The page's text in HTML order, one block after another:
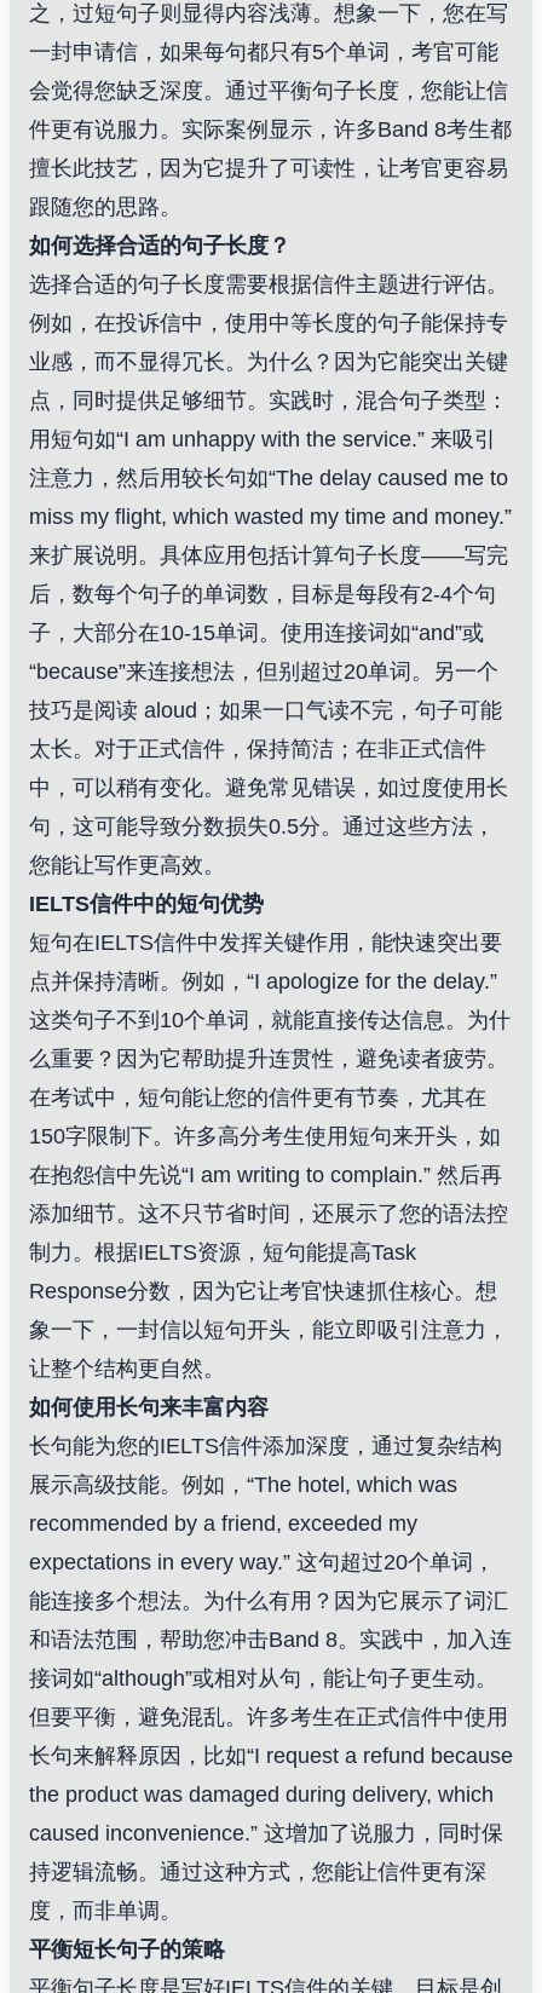
之，过短句子则显得内容浅薄。想象一下，您在写
一封申请信，如果每句都只有5个单词，考官可能
会觉得您缺乏深度。通过平衡句子长度，您能让信
件更有说服力。实际案例显示，许多Band 8考生都
擅长此技艺，因为它提升了可读性，让考官更容易
跟随您的思路。
如何选择合适的句子长度？
选择合适的句子长度需要根据信件主题进行评估。
例如，在投诉信中，使用中等长度的句子能保持专
业感，而不显得冗长。为什么？因为它能突出关键
点，同时提供足够细节。实践时，混合句子类型：
用短句如“I am unhappy with the service.” 来吸引
注意力，然后用较长句如“The delay caused me to
miss my flight, which wasted my time and money.”
来扩展说明。具体应用包括计算句子长度——写完
后，数每个句子的单词数，目标是每段有2-4个句
子，大部分在10-15单词。使用连接词如“and”或
“because”来连接想法，但别超过20单词。另一个
技巧是阅读 aloud；如果一口气读不完，句子可能
太长。对于正式信件，保持简洁；在非正式信件
中，可以稍有变化。避免常见错误，如过度使用长
句，这可能导致分数损失0.5分。通过这些方法，
您能让写作更高效。
IELTS信件中的短句优势
短句在IELTS信件中发挥关键作用，能快速突出要
点并保持清晰。例如，“I apologize for the delay.”
这类句子不到10个单词，就能直接传达信息。为什
么重要？因为它帮助提升连贯性，避免读者疲劳。
在考试中，短句能让您的信件更有节奏，尤其在
150字限制下。许多高分考生使用短句来开头，如
在抱怨信中先说“I am writing to complain.” 然后再
添加细节。这不只节省时间，还展示了您的语法控
制力。根据IELTS资源，短句能提高Task
Response分数，因为它让考官快速抓住核心。想
象一下，一封信以短句开头，能立即吸引注意力，
让整个结构更自然。
如何使用长句来丰富内容
长句能为您的IELTS信件添加深度，通过复杂结构
展示高级技能。例如，“The hotel, which was
recommended by a friend, exceeded my
expectations in every way.” 这句超过20个单词，
能连接多个想法。为什么有用？因为它展示了词汇
和语法范围，帮助您冲击Band 8。实践中，加入连
接词如“although”或相对从句，能让句子更生动。
但要平衡，避免混乱。许多考生在正式信件中使用
长句来解释原因，比如“I request a refund because
the product was damaged during delivery, which
caused inconvenience.” 这增加了说服力，同时保
持逻辑流畅。通过这种方式，您能让信件更有深
度，而非单调。
平衡短长句子的策略
平衡句子长度是写好IELTS信件的关键，目标是创